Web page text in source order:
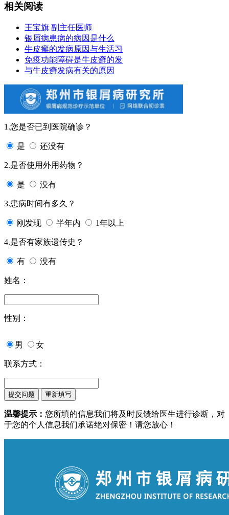
相关阅读
王宝旗 副主任医师
银屑病患病的病因是什么
牛皮癣的发病原因与生活习
免疫功能障碍是牛皮癣的发
与牛皮癣发病有关的原因
1.您是否已到医院确诊？
是 还没有
2.是否使用外用药物？
是 没有
3.患病时间有多久？
刚发现 半年内 1年以上
4.是否有家族遗传史？
有 没有
姓名：
性别：
男 女
联系方式：
温馨提示： 您所填的信息我们将及时反馈给医生进行诊断，对
于您的个人信息我们承诺绝对保密！请您放心！